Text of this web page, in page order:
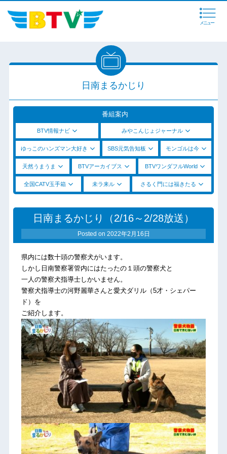
メニュー
日南まるかじり
番組案内
BTV情報ナビ みやこんじょジャーナル
ゆっこのハンズマン大好き SBS元気告知板 モンゴルは今
天然うまうま BTVアーカイブス BTVワンダフルWorld
全国CATV玉手箱 未ラ来ル さるく門には福きたる
日南まるかじり（2/16～2/28放送）
Posted on 2022年2月16日
県内には数十頭の警察犬がいます。
しかし日南警察署管内にはたったの１頭の警察犬と
一人の警察犬指導士しかいません。
警察犬指導士の河野麗華さんと愛犬ダリル（5才・シェパー
ド）を
ご紹介します。